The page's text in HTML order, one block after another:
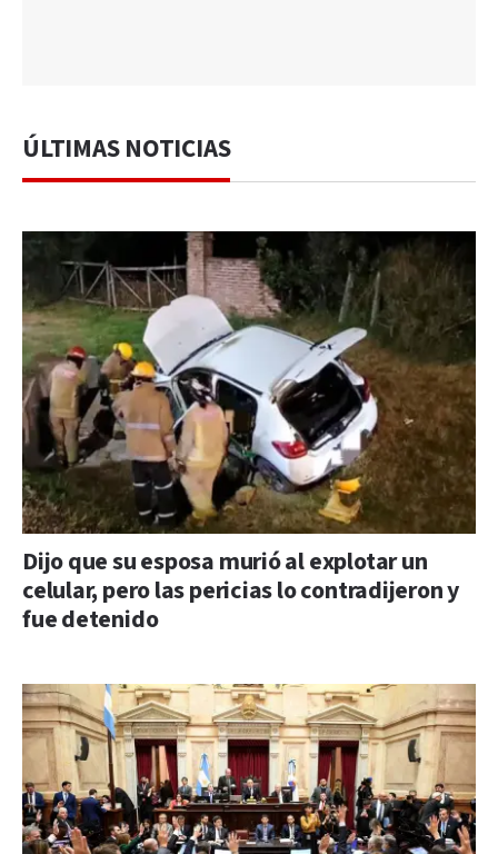
ÚLTIMAS NOTICIAS
Dijo que su esposa murió al explotar un
celular, pero las pericias lo contradijeron y
fue detenido